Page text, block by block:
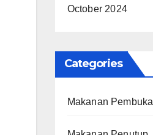
October 2024
Categories
Makanan Pembuka